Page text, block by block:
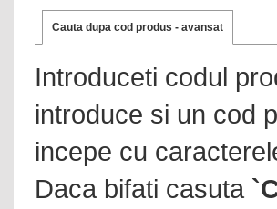
Cauta dupa cod produs - avansat
Introduceti codul
introduce si un cod
incepe cu
Daca bifati casuta